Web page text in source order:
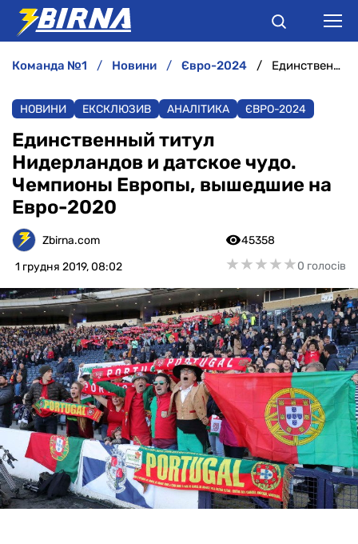
АНАЛІТИКА
ІНТЕРВ'Ю
РІЗНЕ
БУКМЕКЕРИ
команда №1 новини євро-2024 Единственный титул Нидерландов и датское чудо. Чемпионы Европы, вышедшие на Евро-2020
НОВИНИ ЕКСКЛЮЗИВ АНАЛІТИКА ЄВРО-2024
Единственный титул
Нидерландов и датское чудо.
Чемпионы Европы, вышедшие на
Евро-2020
Zbirna.com
1 грудня 2019, 08:02
45358
★★★★★
★★★★★0 голосів